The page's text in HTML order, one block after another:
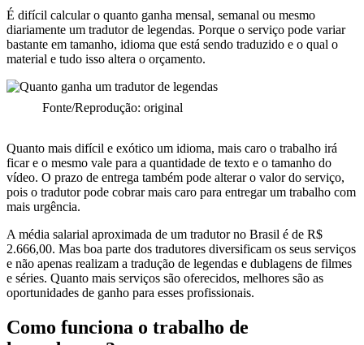
É difícil calcular o quanto ganha mensal, semanal ou mesmo
diariamente um tradutor de legendas. Porque o serviço pode variar
bastante em tamanho, idioma que está sendo traduzido e o qual o
material e tudo isso altera o orçamento.
Fonte/Reprodução: original
Quanto mais difícil e exótico um idioma, mais caro o trabalho irá
ficar e o mesmo vale para a quantidade de texto e o tamanho do
vídeo. O prazo de entrega também pode alterar o valor do serviço,
pois o tradutor pode cobrar mais caro para entregar um trabalho com
mais urgência.
A média salarial aproximada de um tradutor no Brasil é de R$
2.666,00. Mas boa parte dos tradutores diversificam os seus serviços
e não apenas realizam a tradução de legendas e dublagens de filmes
e séries. Quanto mais serviços são oferecidos, melhores são as
oportunidades de ganho para esses profissionais.
Como funciona o trabalho de